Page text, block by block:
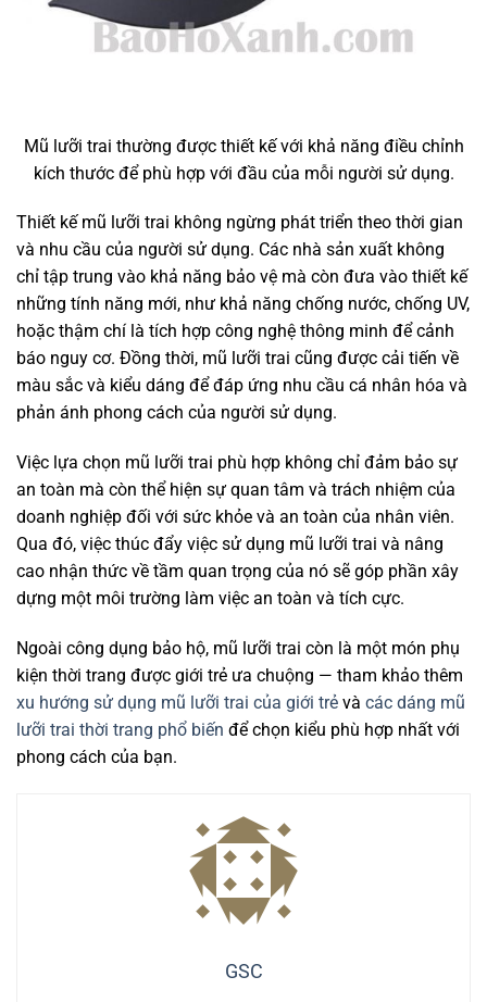
Mũ lưỡi trai thường được thiết kế với khả năng điều chỉnh
kích thước để phù hợp với đầu của mỗi người sử dụng.
Thiết kế mũ lưỡi trai không ngừng phát triển theo thời gian
và nhu cầu của người sử dụng. Các nhà sản xuất không
chỉ tập trung vào khả năng bảo vệ mà còn đưa vào thiết kế
những tính năng mới, như khả năng chống nước, chống UV,
hoặc thậm chí là tích hợp công nghệ thông minh để cảnh
báo nguy cơ. Đồng thời, mũ lưỡi trai cũng được cải tiến về
màu sắc và kiểu dáng để đáp ứng nhu cầu cá nhân hóa và
phản ánh phong cách của người sử dụng.
Việc lựa chọn mũ lưỡi trai phù hợp không chỉ đảm bảo sự
an toàn mà còn thể hiện sự quan tâm và trách nhiệm của
doanh nghiệp đối với sức khỏe và an toàn của nhân viên.
Qua đó, việc thúc đẩy việc sử dụng mũ lưỡi trai và nâng
cao nhận thức về tầm quan trọng của nó sẽ góp phần xây
dựng một môi trường làm việc an toàn và tích cực.
Ngoài công dụng bảo hộ, mũ lưỡi trai còn là một món phụ
kiện thời trang được giới trẻ ưa chuộng — tham khảo thêm
xu hướng sử dụng mũ lưỡi trai của giới trẻ và các dáng mũ
lưỡi trai thời trang phổ biến để chọn kiểu phù hợp nhất với
phong cách của bạn.
GSC